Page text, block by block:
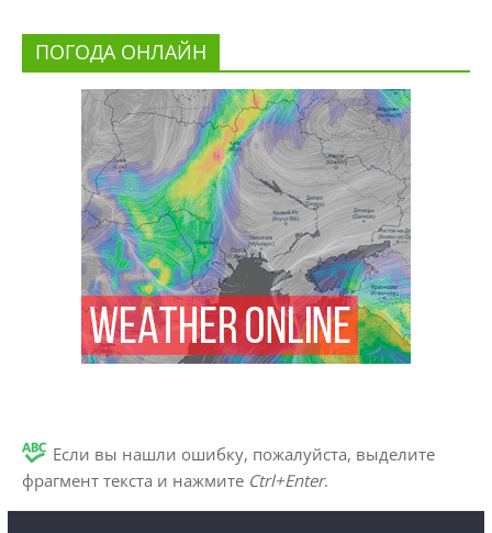
ПОГОДА ОНЛАЙН
Если вы нашли ошибку, пожалуйста, выделите
фрагмент текста и нажмите Ctrl+Enter.